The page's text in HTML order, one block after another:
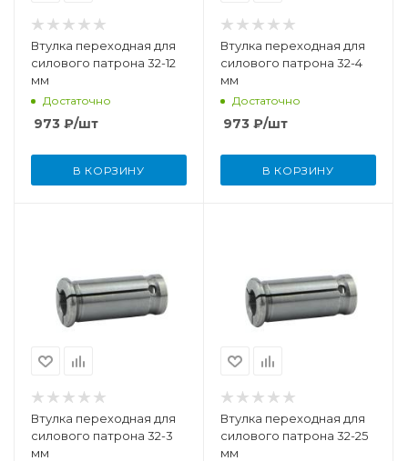
Втулка переходная для
силового патрона 32-12
мм
Достаточно
973 ₽/шт
В КОРЗИНУ
Втулка переходная для
силового патрона 32-4
мм
Достаточно
973 ₽/шт
В КОРЗИНУ
Втулка переходная для
силового патрона 32-3
мм
Втулка переходная для
силового патрона 32-25
мм